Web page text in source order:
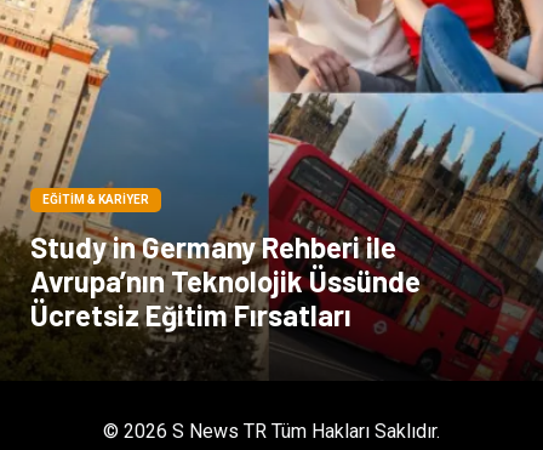
Spor Malzemeleri
EĞITIM & KARIYER
Study in Germany Rehberi ile
Avrupa’nın Teknolojik Üssünde
Ücretsiz Eğitim Fırsatları
© 2026 S News TR Tüm Hakları Saklıdır.